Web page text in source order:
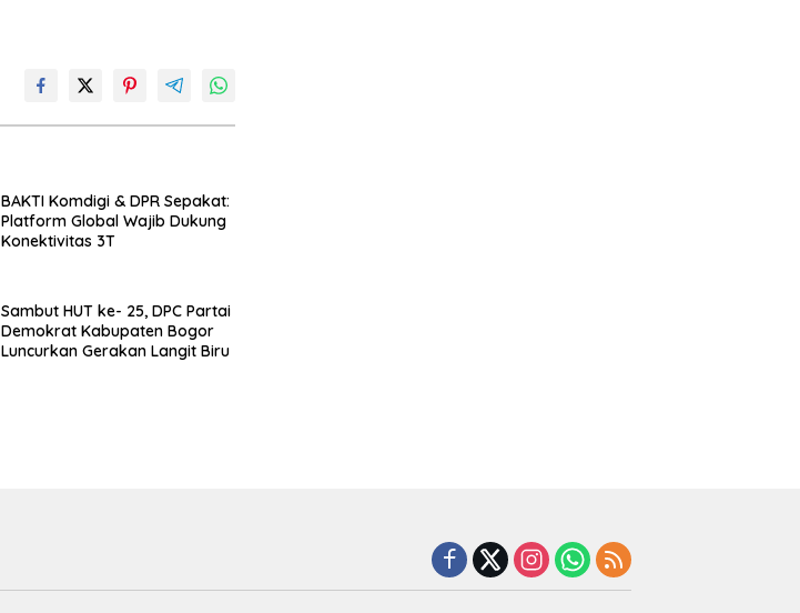
BAKTI Komdigi & DPR Sepakat:
Platform Global Wajib Dukung
Konektivitas 3T
Sambut HUT ke- 25, DPC Partai
Demokrat Kabupaten Bogor
Luncurkan Gerakan Langit Biru